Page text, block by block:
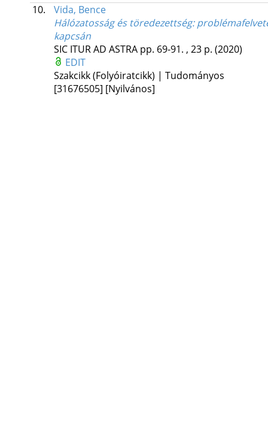
10.
Vida, Bence
Hálózatosság és töredezettség:
kapcsán
SIC ITUR AD ASTRA pp. 69-91. , 23 p. (2020)
EDIT
Szakcikk (Folyóiratcikk) | Tudományos
[31676505] [Nyilvános]